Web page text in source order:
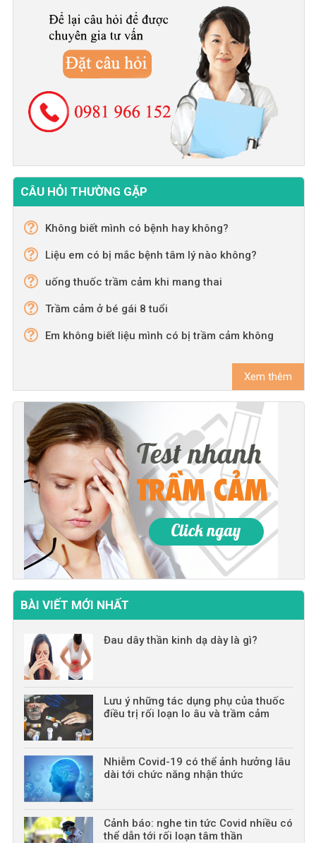
CÂU HỎI THƯỜNG GẶP
Không biết mình có bệnh hay không?
Liệu em có bị mắc bệnh tâm lý nào không?
uống thuốc trầm cảm khi mang thai
Trầm cảm ở bé gái 8 tuổi
Em không biết liệu mình có bị trầm cảm không
Xem thêm
BÀI VIẾT MỚI NHẤT
Đau dây thần kinh dạ dày là gì?
Lưu ý những tác dụng phụ của thuốc
điều trị rối loạn lo âu và trầm cảm
Nhiễm Covid-19 có thể ảnh hưởng lâu
dài tới chức năng nhận thức
Cảnh báo: nghe tin tức Covid nhiều có
thể dẫn tới rối loạn tâm thần